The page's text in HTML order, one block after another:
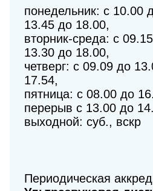
понедельник: с 10.00
13.45 до 18.00,
вторник-среда: с
13.30 до 18.00,
четверг: с 09.09 до
17.54,
пятница: с 08.00 до
перерыв с 13.00 до
выходной: суб., вскр
Периодическая